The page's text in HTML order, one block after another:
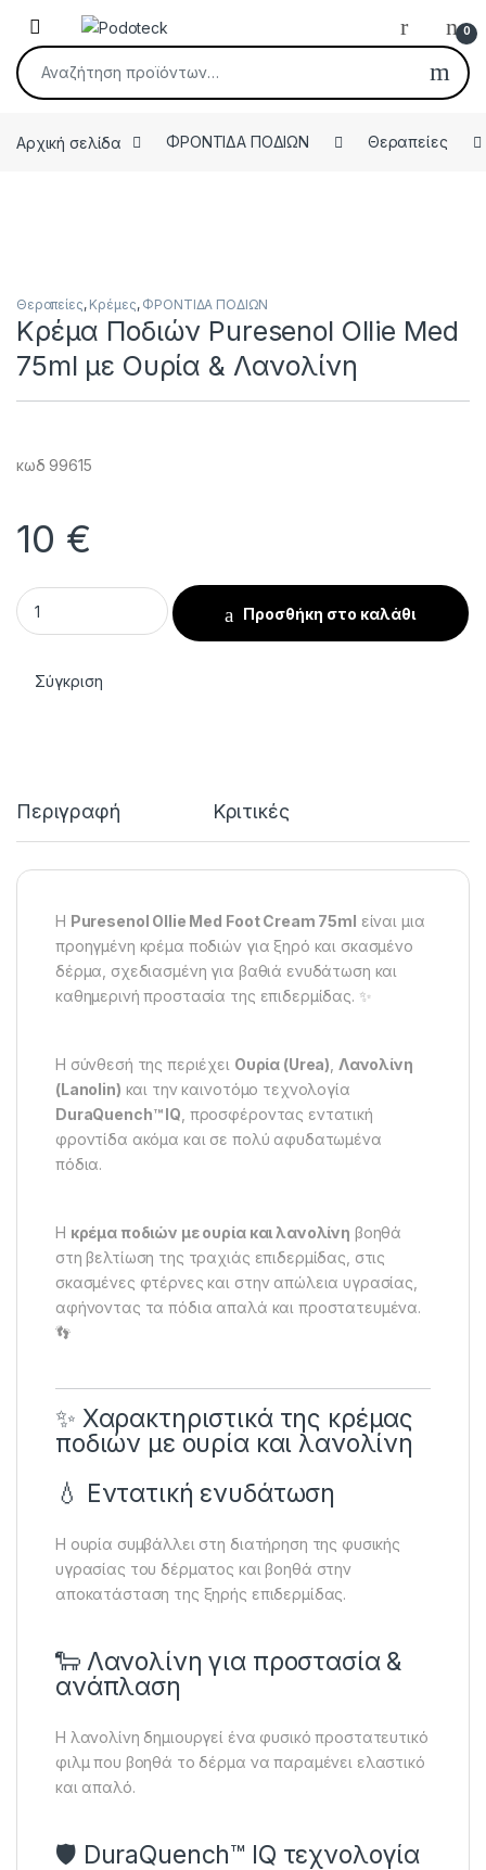
Skip to navigation
Skip to content
Open 0
Αναζήτηση για:
Αρχική σελίδα ΦΡΟΝΤΙΔΑ ΠΟΔΙΩΝ Θεραπείες
Θεραπείες, Κρέμες, ΦΡΟΝΤΙΔΑ ΠΟΔΙΩΝ
Κρέμα Ποδιών Puresenol Ollie Med
75ml με Ουρία & Λανολίνη
κωδ 99615
10 €
Κρέμα Ποδιών Puresenol Ollie Med 75ml με Ουρία &
Προσθήκη στο καλάθι
Σύγκριση
Περιγραφή Κριτικές
Η Puresenol Ollie Med Foot Cream 75ml είναι μια
προηγμένη κρέμα ποδιών για ξηρό και σκασμένο
δέρμα, σχεδιασμένη για βαθιά ενυδάτωση και
καθημερινή προστασία της επιδερμίδας. ✨
Η σύνθεσή της περιέχει Ουρία (Urea), Λανολίνη
(Lanolin) και την καινοτόμο τεχνολογία
DuraQuench™ IQ, προσφέροντας εντατική
φροντίδα ακόμα και σε πολύ αφυδατωμένα
πόδια.
Η κρέμα ποδιών με ουρία και λανολίνη βοηθά
στη βελτίωση της τραχιάς επιδερμίδας, στις
σκασμένες φτέρνες και στην απώλεια υγρασίας,
αφήνοντας τα πόδια απαλά και προστατευμένα.
👣
✨ Χαρακτηριστικά της κρέμας
ποδιών με ουρία και λανολίνη
💧 Εντατική ενυδάτωση
Η ουρία συμβάλλει στη διατήρηση της φυσικής
υγρασίας του δέρματος και βοηθά στην
αποκατάσταση της ξηρής επιδερμίδας.
🐑 Λανολίνη για προστασία &
ανάπλαση
Η λανολίνη δημιουργεί ένα φυσικό προστατευτικό
φιλμ που βοηθά το δέρμα να παραμένει ελαστικό
και απαλό.
🛡️ DuraQuench™ IQ τεχνολογία